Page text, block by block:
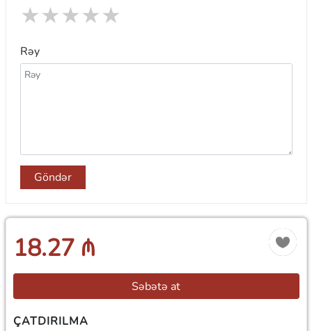
★
★
★
★
★
Rəy
Göndər
18.27 ₼
Səbətə at
ÇATDIRILMA